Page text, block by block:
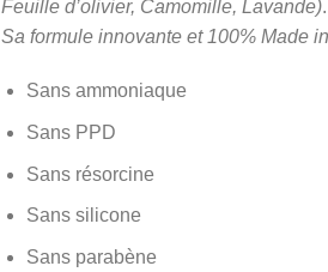
Feuille d’olivier, Camomille, Lavande).
Sa formule innovante et 100% Made
Sans ammoniaque
Sans PPD
Sans résorcine
Sans silicone
Sans parabène